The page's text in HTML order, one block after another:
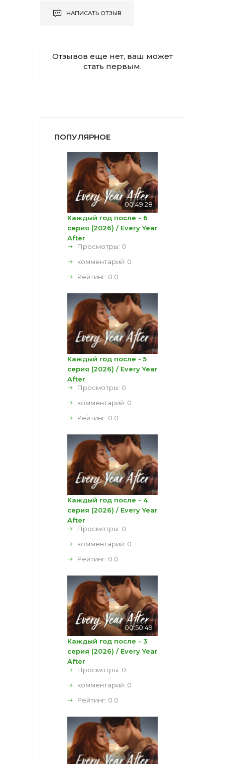
НАПИСАТЬ ОТЗЫВ
Отзывов еще нет, ваш может
стать первым.
ПОПУЛЯРНОЕ
00:49:28
Каждый год после - 6
серия (2026) / Every Year
After
Просмотры: 0
комментарий: 0
Рейтинг: 0.0
Каждый год после - 5
серия (2026) / Every Year
After
Просмотры: 0
комментарий: 0
Рейтинг: 0.0
Каждый год после - 4
серия (2026) / Every Year
After
Просмотры: 0
комментарий: 0
Рейтинг: 0.0
00:50:49
Каждый год после - 3
серия (2026) / Every Year
After
Просмотры: 0
комментарий: 0
Рейтинг: 0.0